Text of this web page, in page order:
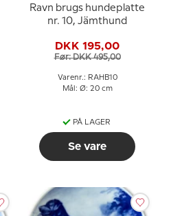
Ravn brugs hundeplatte
nr. 10, Jämthund
DKK 195,00
Før: DKK 495,00
Varenr.: RAHB10
Mål: Ø: 20 cm
PÅ LAGER
Se vare